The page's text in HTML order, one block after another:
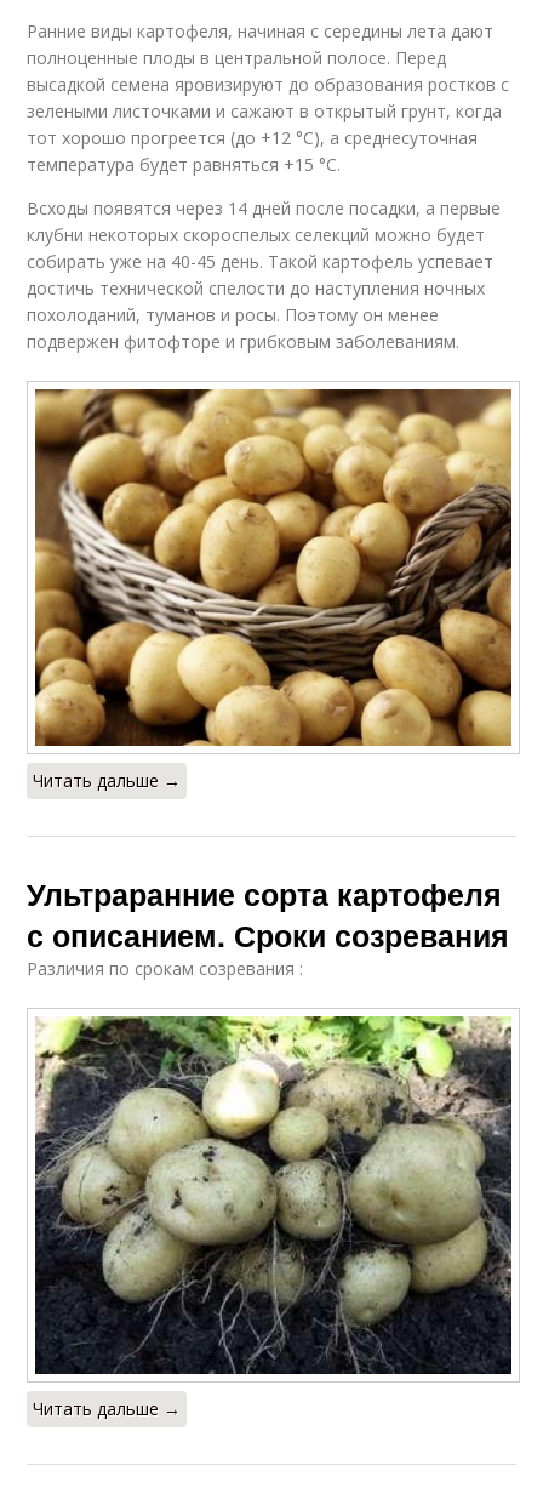
Ранние виды картофеля, начиная с середины лета дают
полноценные плоды в центральной полосе. Перед
высадкой семена яровизируют до образования ростков с
зелеными листочками и сажают в открытый грунт, когда
тот хорошо прогреется (до +12 °C), а среднесуточная
температура будет равняться +15 °C.
Всходы появятся через 14 дней после посадки, а первые
клубни некоторых скороспелых селекций можно будет
собирать уже на 40-45 день. Такой картофель успевает
достичь технической спелости до наступления ночных
похолоданий, туманов и росы. Поэтому он менее
подвержен фитофторе и грибковым заболеваниям.
Читать дальше →
Ультраранние сорта картофеля
с описанием. Сроки созревания
Различия по срокам созревания :
Читать дальше →